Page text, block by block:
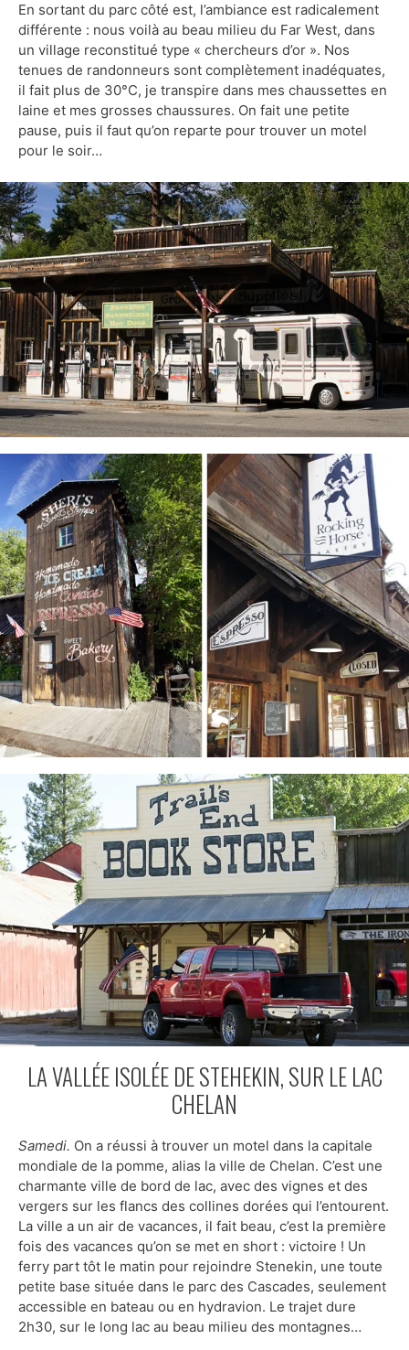
En sortant du parc côté est, l’ambiance est radicalement
différente : nous voilà au beau milieu du Far West, dans
un village reconstitué type « chercheurs d’or ». Nos
tenues de randonneurs sont complètement inadéquates,
il fait plus de 30°C, je transpire dans mes chaussettes en
laine et mes grosses chaussures. On fait une petite
pause, puis il faut qu’on reparte pour trouver un motel
pour le soir…
LA VALLÉE ISOLÉE DE STEHEKIN, SUR LE LAC
CHELAN
Samedi. On a réussi à trouver un motel dans la capitale
mondiale de la pomme, alias la ville de Chelan. C’est une
charmante ville de bord de lac, avec des vignes et des
vergers sur les flancs des collines dorées qui l’entourent.
La ville a un air de vacances, il fait beau, c’est la première
fois des vacances qu’on se met en short : victoire ! Un
ferry part tôt le matin pour rejoindre Stenekin, une toute
petite base située dans le parc des Cascades, seulement
accessible en bateau ou en hydravion. Le trajet dure
2h30, sur le long lac au beau milieu des montagnes…